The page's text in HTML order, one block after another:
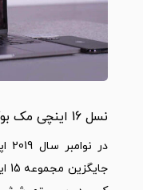
نسل 16 اینچی مک بوک پرو